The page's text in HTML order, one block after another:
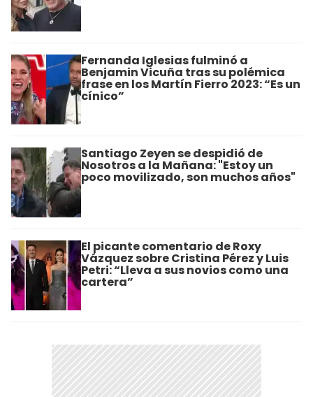
Fernanda Iglesias fulminó a
Benjamin Vicuña tras su polémica
frase en los Martín Fierro 2023: “Es un
cínico”
Santiago Zeyen se despidió de
Nosotros a la Mañana: "Estoy un
poco movilizado, son muchos años"
El picante comentario de Roxy
Vázquez sobre Cristina Pérez y Luis
Petri: “Lleva a sus novios como una
cartera”